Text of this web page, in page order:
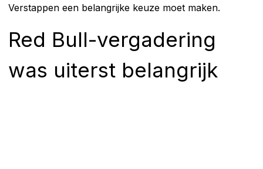
Verstappen een belangrijke keuze moet maken.
Red Bull-vergadering
was uiterst belangrijk